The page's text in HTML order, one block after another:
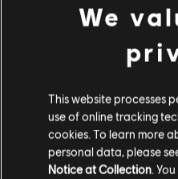
HALLE 4 – Paris Expo Porte
2 Place de la Porte de
Besucht für die neuesten
Rainbow Six,Twitteroder die
We
This website processes
use of online tracking
cookies. To learn more
personal data, please
Notice at Collection.